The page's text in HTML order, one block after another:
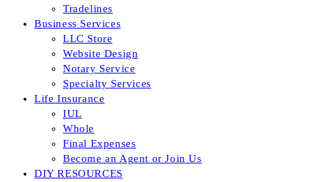
Tradelines
Business Services
LLC Store
Website Design
Notary Service
Specialty Services
Life Insurance
IUL
Whole
Final Expenses
Become an Agent or Join Us
DIY RESOURCES